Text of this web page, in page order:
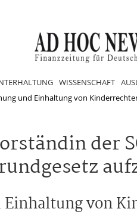
WISSENSCHAFT
und Einhaltung von
der
von